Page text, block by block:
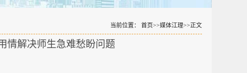
当前位置： 首页>>媒体江理>>正文
情解决师生急难愁盼问题